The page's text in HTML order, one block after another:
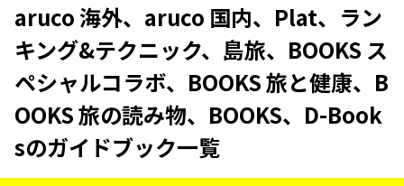
aruco 海外、aruco 国内、Plat、ラン
キング&テクニック、島旅、BOOKS ス
ペシャルコラボ、BOOKS 旅と健康、B
OOKS 旅の読み物、BOOKS、D-Book
sのガイドブック一覧